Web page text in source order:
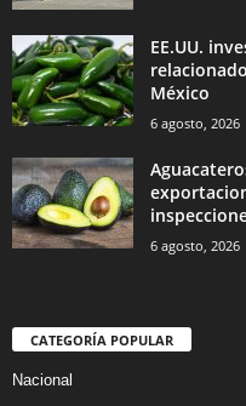
EE.UU.
México
6 agosto, 2026
6 agosto, 2026
CATEGORÍA POPULAR
Nacional